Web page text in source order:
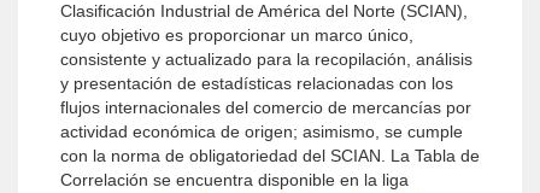
Clasificación Industrial de América del Norte (SCIAN),
cuyo objetivo es proporcionar un marco único,
consistente y actualizado para la recopilación, análisis
y presentación de estadísticas relacionadas con los
flujos internacionales del comercio de mercancías por
actividad económica de origen; asimismo, se cumple
con la norma de obligatoriedad del SCIAN. La Tabla de
Correlación se encuentra disponible en la liga